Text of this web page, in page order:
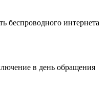
беспроводного интернета
в день обращения